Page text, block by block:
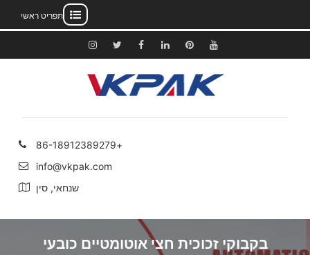
לתוכן
תפריט ראשי
יוטיובפינטרסטלינקדאיןפייסבוקלְצַפְצֵףאינסטגרם
+86-18912389279
info@vkpak.com
שנחאי, סין
בקבוקי זכוכית חצי אוטומטיים כובעי